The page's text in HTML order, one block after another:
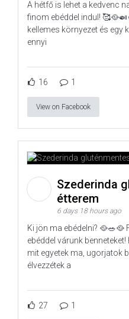
A hétfő is lehet a kedvenc
finom ebéddel indul!
kellemes környezet és egy
ennyi
16 1
View on Facebook
Szederinda
étterem
6 days 18 hours ago
Ki jön ma ebédelni?
ebéddel várunk
mit egyetek ma, ugorjatok
élvezzétek a
27 1